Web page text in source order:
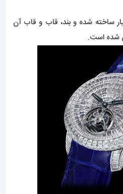
مدل از طلای سفید 18 عیار ساخته شده و بند، قاب و قاب آن
شده است.